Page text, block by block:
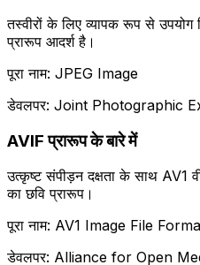
तस्वीरों के लिए व्यापक रूप से उपयोग
प्रारूप आदर्श है।
पूरा नाम: JPEG Image
डेवलपर: Joint Photographic
AVIF प्रारूप के बारे में
उत्कृष्ट संपीड़न दक्षता के साथ AV1
का छवि प्रारूप।
पूरा नाम: AV1 Image File
डेवलपर: Alliance for Open